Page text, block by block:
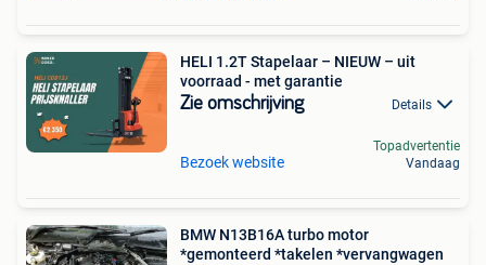
HELI 1.2T Stapelaar – NIEUW – uit
voorraad - met garantie
Zie omschrijving Details
Bezoek website
Topadvertentie
Vandaag
BMW N13B16A turbo motor
*gemonteerd *takelen *vervangwagen